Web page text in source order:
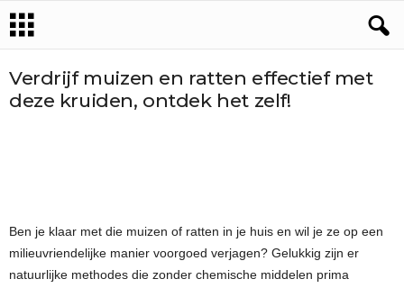
Verdrijf muizen en ratten effectief met
deze kruiden, ontdek het zelf!
Ben je klaar met die muizen of ratten in je huis en wil je ze op een
milieuvriendelijke manier voorgoed verjagen? Gelukkig zijn er
natuurlijke methodes die zonder chemische middelen prima